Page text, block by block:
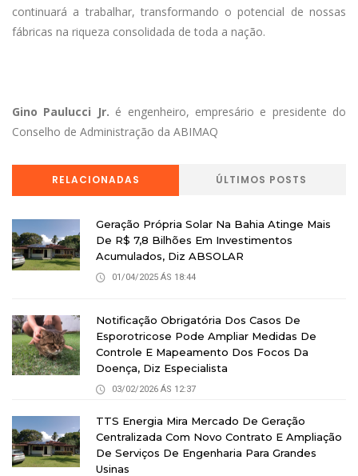
continuará a trabalhar, transformando o potencial de nossas
fábricas na riqueza consolidada de toda a nação.
Gino Paulucci Jr. é engenheiro, empresário e presidente do
Conselho de Administração da ABIMAQ
RELACIONADAS ÚLTIMOS POSTS
Geração Própria Solar Na Bahia Atinge Mais
De R$ 7,8 Bilhões Em Investimentos
Acumulados, Diz ABSOLAR
01/04/2025 ÁS 18:44
Notificação Obrigatória Dos Casos De
Esporotricose Pode Ampliar Medidas De
Controle E Mapeamento Dos Focos Da
Doença, Diz Especialista
03/02/2026 ÁS 12:37
TTS Energia Mira Mercado De Geração
Centralizada Com Novo Contrato E Ampliação
De Serviços De Engenharia Para Grandes
Usinas